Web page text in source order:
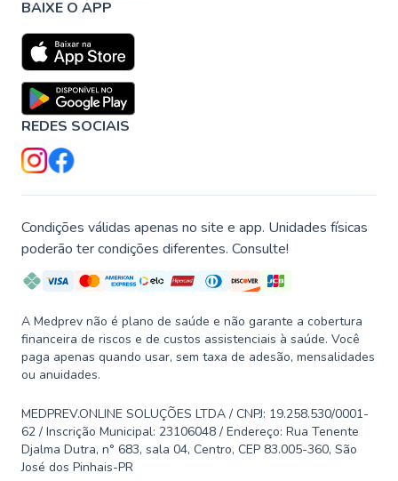
BAIXE O APP
REDES SOCIAIS
Condições válidas apenas no site e app. Unidades físicas
poderão ter condições diferentes. Consulte!
A Medprev não é plano de saúde e não garante a cobertura
financeira de riscos e de custos assistenciais à saúde. Você
paga apenas quando usar, sem taxa de adesão, mensalidades
ou anuidades.
MEDPREV.ONLINE SOLUÇÕES LTDA / CNPJ: 19.258.530/0001-
62 / Inscrição Municipal: 23106048 / Endereço: Rua Tenente
Djalma Dutra, n° 683, sala 04, Centro, CEP 83.005-360, São
José dos Pinhais-PR